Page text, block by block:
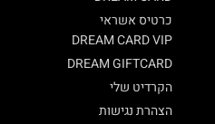
כרטיס אשראי
DREAM CARD VIP
DREAM GIFTCARD
הקרדיט שלי
הצהרת נגישות